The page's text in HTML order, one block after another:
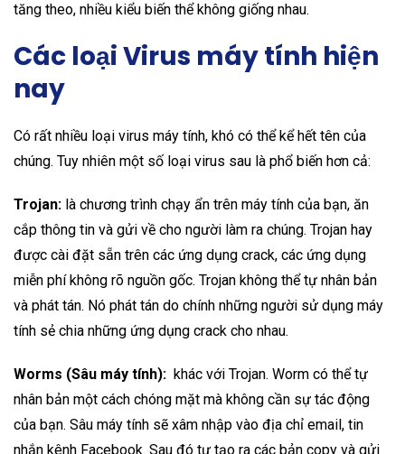
tăng theo, nhiều kiểu biến thể không giống nhau.
Các loại Virus máy tính hiện
nay
Có rất nhiều loại virus máy tính, khó có thể kể hết tên của
chúng. Tuy nhiên một số loại virus sau là phổ biến hơn cả:
Trojan: là chương trình chạy ẩn trên máy tính của bạn, ăn
cắp thông tin và gửi về cho người làm ra chúng. Trojan hay
được cài đặt sẵn trên các ứng dụng crack, các ứng dụng
miễn phí không rõ nguồn gốc. Trojan không thể tự nhân bản
và phát tán. Nó phát tán do chính những người sử dụng máy
tính sẻ chia những ứng dụng crack cho nhau.
Worms (Sâu máy tính): khác với Trojan. Worm có thể tự
nhân bản một cách chóng mặt mà không cần sự tác động
của bạn. Sâu máy tính sẽ xâm nhập vào địa chỉ email, tin
nhắn kênh Facebook. Sau đó tự tạo ra các bản copy và gửi